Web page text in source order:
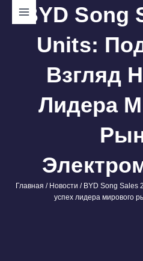
Перейти
содержимому
BYD Song
Units:
Взгляд
Лидера
Главная / Новости / BYD Song Sales
успех лидера мирового